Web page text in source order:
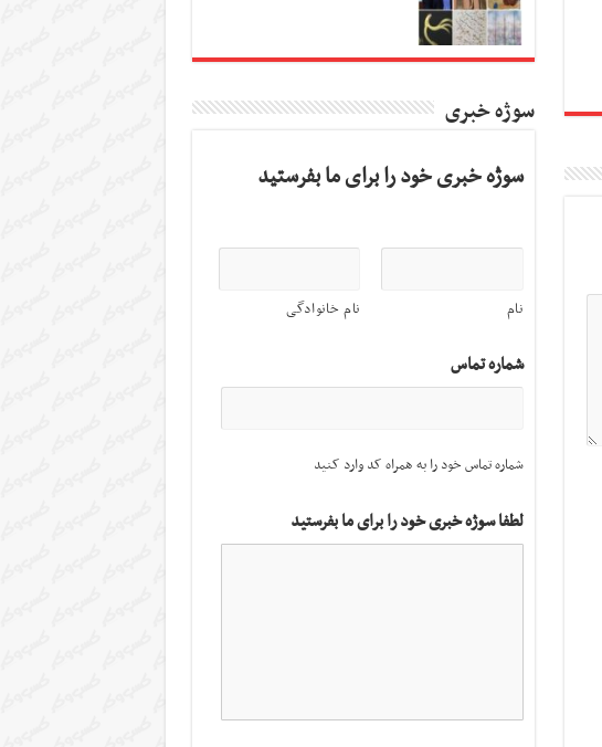
سوژه خبری
سوژه خبری خود را برای ما بفرستید
نام نام خانوادگی
شماره تماس
شماره تماس خود را به همراه کد وارد کنید
لطفا سوژه خبری خود را برای ما بفرستید